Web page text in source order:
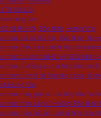
Trị Cốt Lõi
sơ năng lực
cũ Hà Nội, Bắc Ninh, Hưng Yên
mua tivi cũ Hà Nội, Bắc Ninh,
mua điều hòa cũ Hà Nội, Bắc
mua tủ lạnh cũ Hà Nội, Bắc Ninh,
mua tủ đông cũ Hà Nội, Bắc
mua tủ mát cũ Sanaky, coca,
Hưng Yên
mua máy giặt cũ Hà Nội, Bắc
mua máy sấy cũ Hà Nội Bắc Ninh
mua máy hút ẩm cũ Hà Nội, Bắc